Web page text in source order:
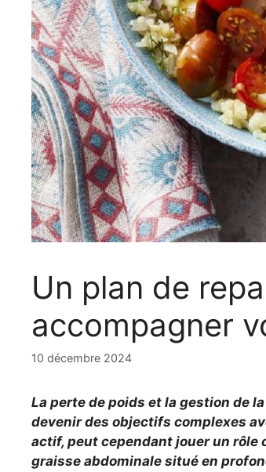
Un plan de
accompagner
10 décembre 2024
La perte de poids et la gestion de
devenir des objectifs complexes
actif, peut cependant jouer un rôle
graisse abdominale situé en